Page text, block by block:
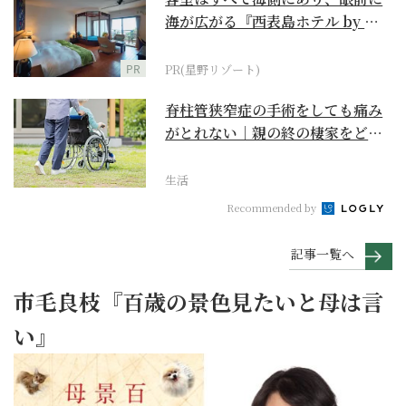
PR
海が広がる『西表島ホテル by 星
PR(星野リゾート)
脊柱管狭窄症の手術をしても痛み
がとれない｜親の終の棲家をどう
生活
Recommended by
記事一覧へ
市毛良枝『百歳の景色見たいと母は言
い』